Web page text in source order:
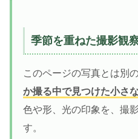
季節を重ねた撮影観
このページの写真とは別
か撮る中で見つけた小さ
色や形、光の印象を、撮
す。